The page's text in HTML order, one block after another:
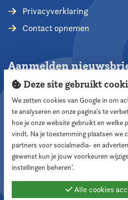
Privacyverklaring
Contact opnemen
Aanmelden
Aanmelden
Volg ons
Deze site gebruikt
We zetten cookies van Google in om
te analyseren en onze pagina’s te
hoe je onze website gebruikt en welke
vindt. Na je toestemming plaatsen we
partners voor socialmedia- en
gewenst kun je jouw voorkeuren
instellingen beheren’.
Alle cookies